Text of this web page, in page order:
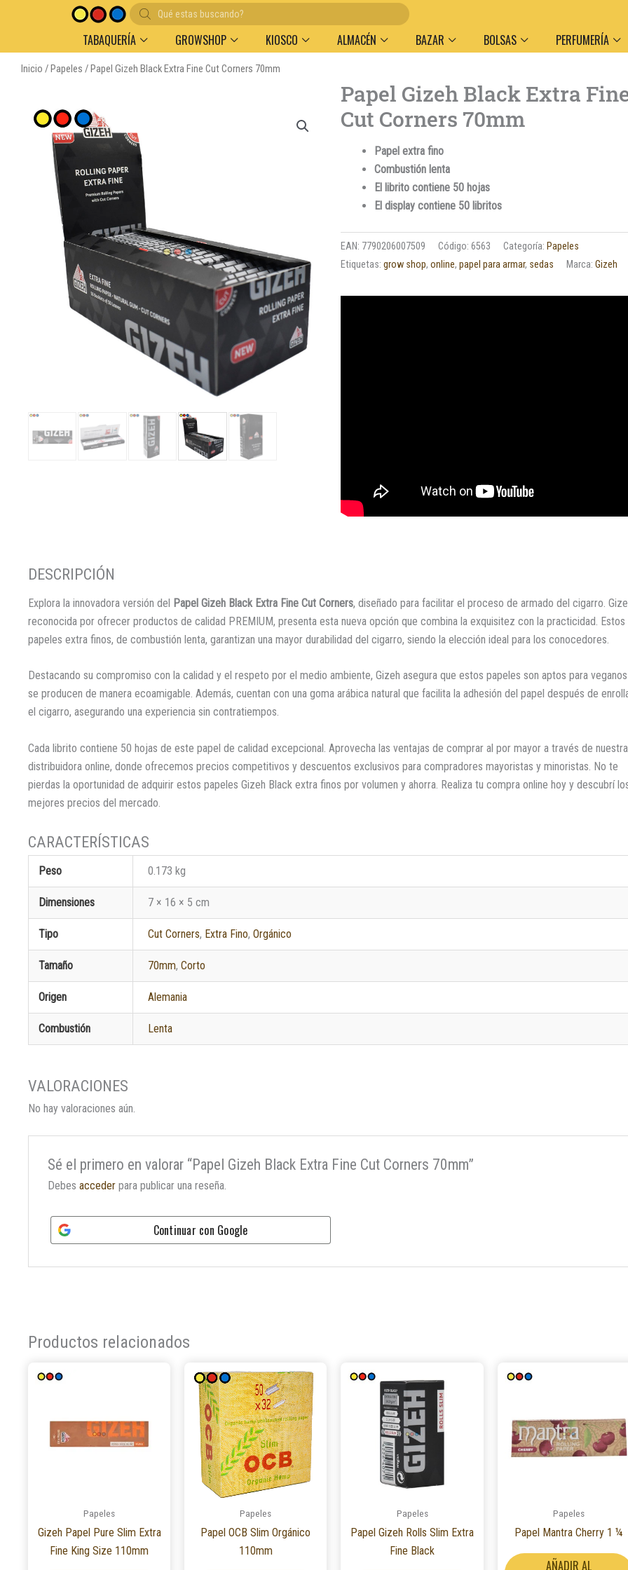
Búsqueda
de
productos
TABAQUERÍA GROWSHOP KIOSCO ALMACÉN BAZAR BOLSAS PERFUMERÍA
Inicio /Papeles / Papel Gizeh Black Extra Fine Cut Corners 70mm
Papel Gizeh Black Extra
Cut Corners 70mm
Papel extra fino
Combustión lenta
El librito contiene 50 hojas
El display contiene 50 libritos
EAN: 7790206007509 Código:6563 Categoría: Papeles
Etiquetas: grow shop,online,papel para armar, sedas Marca:Gizeh
Explora la innovadora versión del Papel Gizeh Black Extra Fine Cut Corners, diseñado para facilitar el proceso de armado del cigarro.
reconocida por ofrecer productos de calidad PREMIUM, presenta esta nueva opción que combina la exquisitez con la practicidad. Estos
papeles extra finos, de combustión lenta, garantizan una mayor durabilidad del cigarro, siendo la elección ideal para los conocedores.
Destacando su compromiso con la calidad y el respeto por el medio ambiente, Gizeh asegura que estos papeles son aptos para
se producen de manera ecoamigable. Además, cuentan con una goma arábica natural que facilita la adhesión del papel después de
el cigarro, asegurando una experiencia sin contratiempos.
Cada librito contiene 50 hojas de este papel de calidad excepcional. Aprovecha las ventajas de comprar al por mayor a través de nuestra
distribuidora online, donde ofrecemos precios competitivos y descuentos exclusivos para compradores mayoristas y minoristas. No te
pierdas la oportunidad de adquirir estos papeles Gizeh Black extra finos por volumen y ahorra. Realiza tu compra online hoy y descubrí
mejores precios del mercado.
Peso 0.173 kg
Dimensiones 7 × 16 × 5 cm
Tipo Cut Corners, Extra Fino,Orgánico
Tamaño 70mm,Corto
Origen Alemania
Combustión Lenta
No hay valoraciones aún.
Sé el primero en valorar “Papel Gizeh Black Extra Fine Cut Corners 70mm”
Debes accederpara publicar una reseña.
Continuar con Google
Productos relacionados
Papeles
Gizeh Papel Pure Slim Extra
Fine King Size 110mm
producto
múltiples
variantes.
opciones
Papeles
Papel OCB Slim Orgánico
110mm
Papeles
Papel Gizeh Rolls Slim Extra
Fine Black
múltiples
variantes.
Papeles
Papel Mantra Cherry 1 ¼
AÑADIR AL